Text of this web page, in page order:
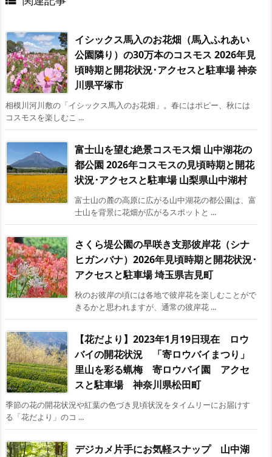
イシックス馬入のお花畑（馬入ふれあい
公園隣り）の30万本のコスモス 2026年見
頃時期と開花状況･アクセスと駐車場 神奈
川県平塚市
相模川河川敷の「イシックス馬入のお花畑」。春にはポピー、秋には
コスモスを楽しむこ ...
富士山を望む絶景コスモス畑 山中湖花の
都公園 2026年コスモスの見頃時期と開花
状況･アクセスと駐車場 山梨県山中湖村
富士山の麓の高原に広がる山中湖花の都公園は、富
士山を背景に花畑が広がるスポットと ...
さくら堤公園の早咲き支那彼岸花（シナ
ヒガンバナ）2026年見頃時期と開花状況･
アクセスと駐車場 埼玉県吉見町
秋のお彼岸の頃には各地で彼岸花を楽しむことがで
きるかと思われますが、通常の彼岸花 ...
【花だより】2023年1月19日現在 ロウ
バイの開花状況 「寄ロウバイまつり」
里山を彩る蝋梅 寄ロウバイ園 アクセ
スと駐車場 神奈川県松田町
季節の花の開花状況や紅葉の色づき見頃状況をタイムリーにお届けす
る「花だより」のコ ...
デジカメ片手にお気軽スナップ 山中湖